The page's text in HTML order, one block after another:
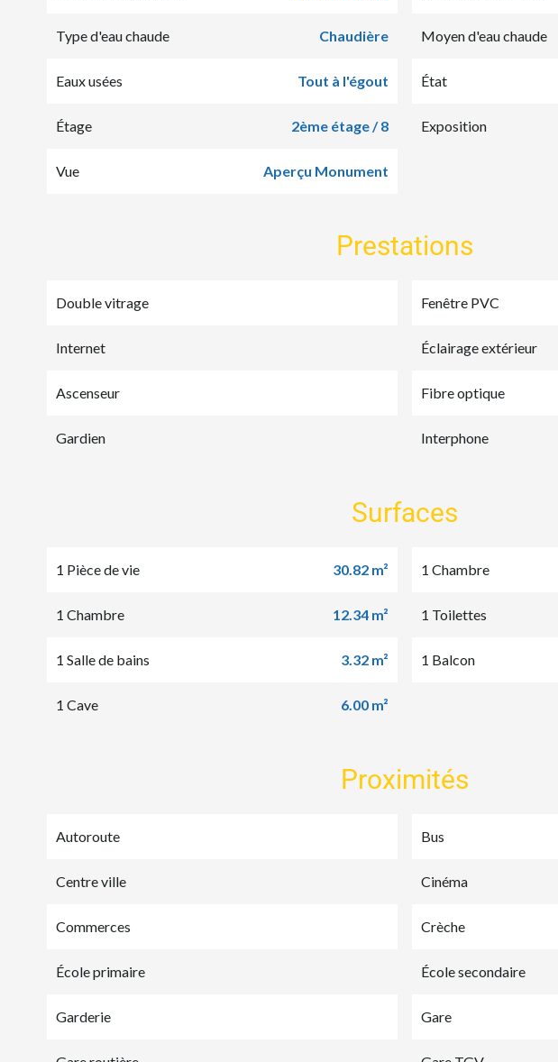
Type d'eau chaude Chaudière Moyen d'eau chaude
Eaux usées Tout à l'égout État
Étage 2ème étage / 8 Exposition
Vue Aperçu Monument
Prestations
Double vitrage Fenêtre PVC
Internet Éclairage extérieur
Ascenseur Fibre optique
Gardien Interphone
Surfaces
1 Pièce de vie 30.82 m² 1 Chambre
1 Chambre 12.34 m² 1 Toilettes
1 Salle de bains 3.32 m² 1 Balcon
1 Cave 6.00 m²
Proximités
Autoroute Bus
Centre ville Cinéma
Commerces Crèche
École primaire École secondaire
Garderie Gare